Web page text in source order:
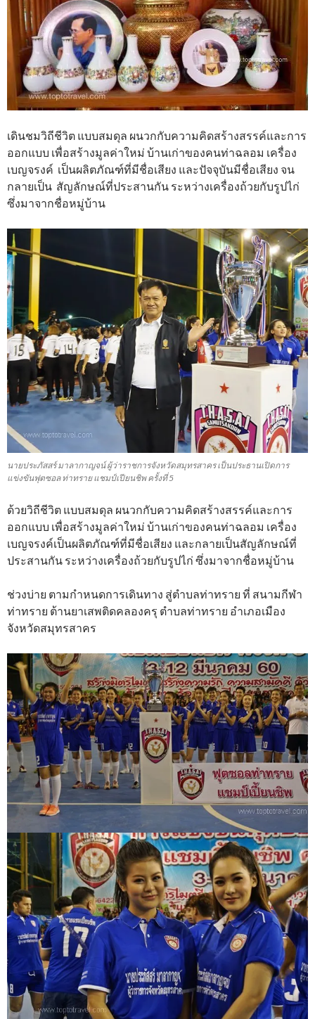
เดินชมวิถีชีวิต แบบสมดุล ผนวกกับความคิดสร้างสรรค์และการ
ออกแบบ เพื่อสร้างมูลค่าใหม่ บ้านเก่าของคนท่าฉลอม เครื่อง
เบญจรงค์ เป็นผลิตภัณฑ์ที่มีชื่อเสียง และปัจจุบันมีชื่อเสียง จน
กลายเป็น สัญลักษณ์ที่ประสานกัน ระหว่างเครื่องถ้วยกับรูปไก่
ซึ่งมาจากชื่อหมู่บ้าน
นายประภัสสร์ มาลากาญจน์ ผู้ว่าราชการจังหวัดสมุทรสาคร เป็นประธานเปิดการ
แข่งขันฟุตซอล ท่าทราย แชมป์เปียนชิพ ครั้งที่ 5
ด้วยวิถีชีวิต แบบสมดุล ผนวกกับความคิดสร้างสรรค์และการ
ออกแบบ เพื่อสร้างมูลค่าใหม่ บ้านเก่าของคนท่าฉลอม เครื่อง
เบญจรงค์เป็นผลิตภัณฑ์ที่มีชื่อเสียง และกลายเป็นสัญลักษณ์ที่
ประสานกัน ระหว่างเครื่องถ้วยกับรูปไก่ ซึ่งมาจากชื่อหมู่บ้าน
ช่วงบ่าย ตามกำหนดการเดินทาง สู่ตำบลท่าทราย ที่ สนามกีฬา
ท่าทราย ต้านยาเสพติดคลองครุ ตำบลท่าทราย อำเภอเมือง
จังหวัดสมุทรสาคร